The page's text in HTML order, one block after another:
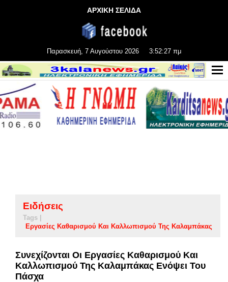
ΑΡΧΙΚΗ ΣΕΛΙΔΑ
Παρασκευή, 7 Αυγούστου 2026 3:52:28 πμ
Ειδήσεις
Tags |
Εργασίες Καθαρισμού Και Καλλωπισμού Της Καλαμπάκας
Συνεχίζονται Οι Εργασίες Καθαρισμού Και
Καλλωπισμού Της Καλαμπάκας Ενόψει Του
Πάσχα